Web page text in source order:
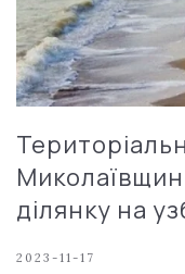
ділянку на
2023-11-17